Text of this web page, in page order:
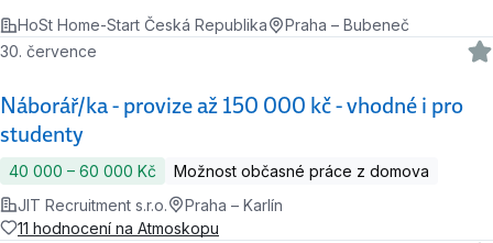
HoSt Home-Start Česká Republika Praha – Bubeneč
Náborář/ka - provize až 150 000 kč - vhodné i pro
studenty
30. července
40 000 ‍–‍ 60 000 Kč
Možnost občasné práce z domova
JIT Recruitment s.r.o.
Praha – Karlín
11 hodnocení na Atmoskopu